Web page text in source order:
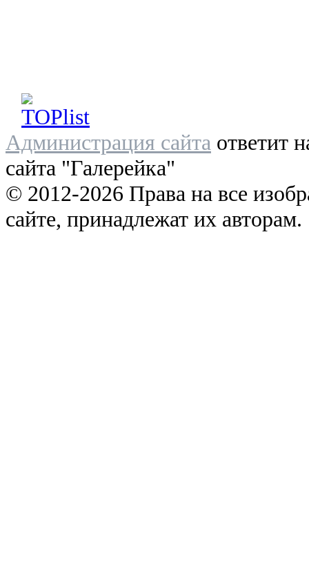
Администрация сайта ответит
сайта "Галерейка"
© 2012-2026 Права на все
сайте, принадлежат их авторам.